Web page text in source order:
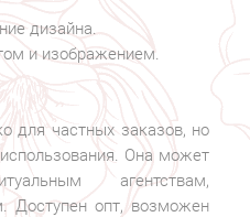
дизайна.
и изображением.
для частных заказов, но
Она может
агентствам,
Доступен опт, возможен